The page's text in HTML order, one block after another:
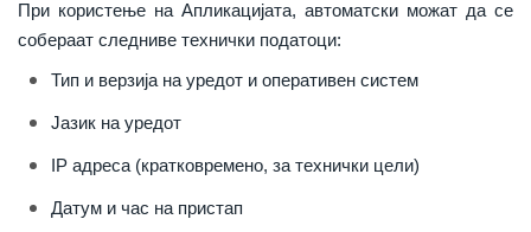
При користење на Апликацијата, автоматски можат да се
собераат следниве технички податоци:
Тип и верзија на уредот и оперативен систем
Јазик на уредот
IP адреса (кратковремено, за технички цели)
Датум и час на пристап